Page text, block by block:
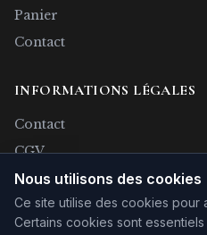
Panier
Contact
INFORMATIONS LÉGALES
Contact
CGV
Confidentialité
Rétractation
Mentions légales
Nous utilisons des cookies
Ce site utilise des cookies pour
Certains cookies sont